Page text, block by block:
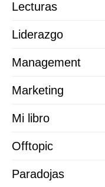
Lecturas
Liderazgo
Management
Marketing
Mi libro
Offtopic
Paradojas